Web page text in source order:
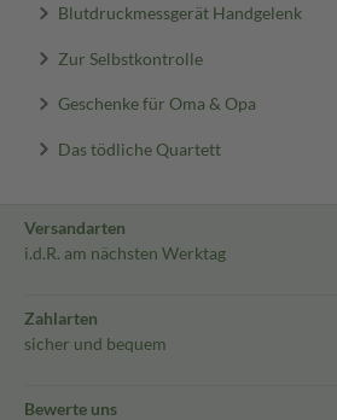
Blutdruckmessgerät Handgelenk
Zur Selbstkontrolle
Geschenke für Oma & Opa
Das tödliche Quartett
Versandarten
i.d.R. am nächsten Werktag
Zahlarten
sicher und bequem
Bewerte uns